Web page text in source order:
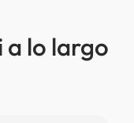
a lo largo